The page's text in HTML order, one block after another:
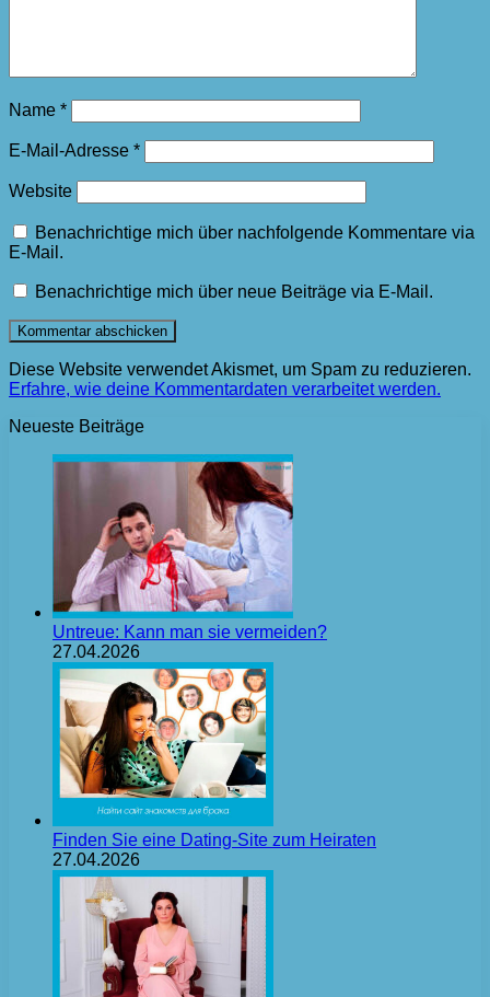
Name *
E-Mail-Adresse *
Website
Benachrichtige mich über nachfolgende Kommentare via
E-Mail.
Benachrichtige mich über neue Beiträge via E-Mail.
Diese Website verwendet Akismet, um Spam zu reduzieren.
Erfahre, wie deine Kommentardaten verarbeitet werden.
Neueste Beiträge
Untreue: Kann man sie vermeiden?
27.04.2026
Finden Sie eine Dating-Site zum Heiraten
27.04.2026